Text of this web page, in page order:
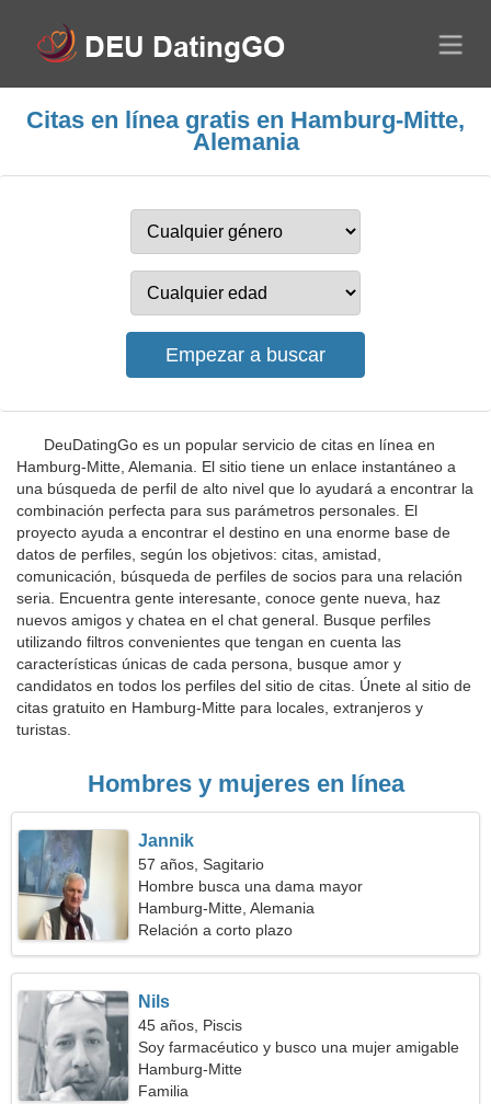
Citas en línea gratis en Hamburg-Mitte,
Alemania
DeuDatingGo es un popular servicio de citas en línea en
Hamburg-Mitte, Alemania. El sitio tiene un enlace instantáneo a
una búsqueda de perfil de alto nivel que lo ayudará a encontrar la
combinación perfecta para sus parámetros personales. El
proyecto ayuda a encontrar el destino en una enorme base de
datos de perfiles, según los objetivos: citas, amistad,
comunicación, búsqueda de perfiles de socios para una relación
seria. Encuentra gente interesante, conoce gente nueva, haz
nuevos amigos y chatea en el chat general. Busque perfiles
utilizando filtros convenientes que tengan en cuenta las
características únicas de cada persona, busque amor y
candidatos en todos los perfiles del sitio de citas. Únete al sitio de
citas gratuito en Hamburg-Mitte para locales, extranjeros y
turistas.
Hombres y mujeres en línea
Jannik
57 años, Sagitario
Hombre busca una dama mayor
Hamburg-Mitte, Alemania
Relación a corto plazo
Nils
45 años, Piscis
Soy farmacéutico y busco una mujer amigable
Hamburg-Mitte
Familia